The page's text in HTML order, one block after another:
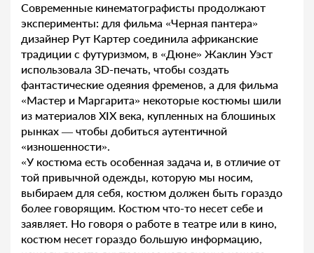
Современные кинематографисты продолжают
эксперименты: для фильма «Черная пантера»
дизайнер Рут Картер соединила африканские
традиции с футуризмом, в «Дюне» Жаклин Уэст
использовала 3D-печать, чтобы создать
фантастические одеяния фременов, а для фильма
«Мастер и Маргарита» некоторые костюмы шили
из материалов XIX века, купленных на блошиных
рынках — чтобы добиться аутентичной
«изношенности».
«У костюма есть особенная задача и, в отличие от
той привычной одежды, которую мы носим,
выбираем для себя, костюм должен быть гораздо
более говорящим. Костюм что-то несет себе и
заявляет. Но говоря о работе в театре или в кино,
костюм несет гораздо большую информацию,